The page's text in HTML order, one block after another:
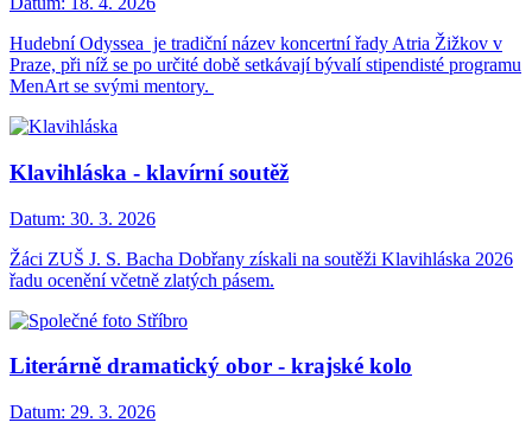
Hudební Odyssea je tradiční název koncertní řady Atria Žižkov v
Praze, při níž se po určité době setkávají bývalí stipendisté programu
MenArt se svými mentory.
Klavihláska - klavírní soutěž
Datum: 30. 3. 2026
Žáci ZUŠ J. S. Bacha Dobřany získali na soutěži Klavihláska 2026
řadu ocenění včetně zlatých pásem.
Literárně dramatický obor - krajské kolo
Datum: 29. 3. 2026